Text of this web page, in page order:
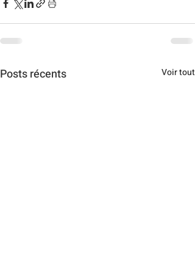
Posts récents Voir tout